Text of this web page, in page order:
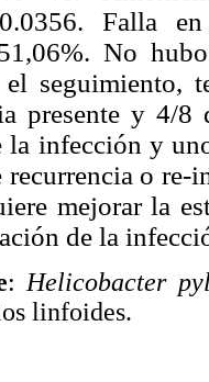
Falla
No
el seguimiento,
presente y 4/8
la infección y
recurrencia o
mejorar la
de la
: Helicobacter
linfoides.